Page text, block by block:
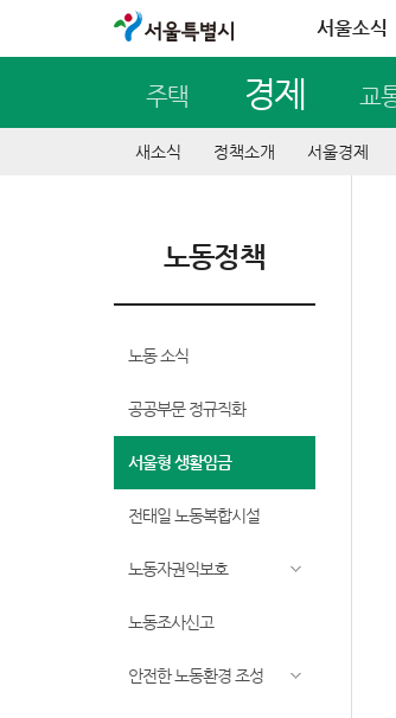
서울특별시 서울소식
주택 경제 교
새소식 정책소개 서울경제
노동정책
노동 소식
공공부문 정규직화
서울형 생활임금
전태일 노동복합시설
노동자권익보호
노동조사신고
안전한 노동환경 조성